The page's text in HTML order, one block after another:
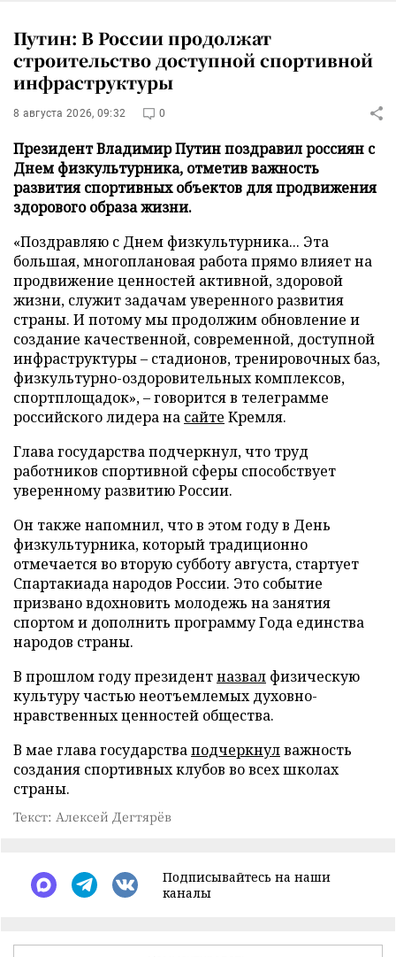
Путин: В России продолжат
строительство доступной спортивной
инфраструктуры
8 августа 2026, 09:32 0
Президент Владимир Путин поздравил россиян с
Днем физкультурника, отметив важность
развития спортивных объектов для продвижения
здорового образа жизни.
«Поздравляю с Днем физкультурника... Эта
большая, многоплановая работа прямо влияет на
продвижение ценностей активной, здоровой
жизни, служит задачам уверенного развития
страны. И потому мы продолжим обновление и
создание качественной, современной, доступной
инфраструктуры – стадионов, тренировочных баз,
физкультурно-оздоровительных комплексов,
спортплощадок», – говорится в телеграмме
российского лидера на сайте Кремля.
Глава государства подчеркнул, что труд
работников спортивной сферы способствует
уверенному развитию России.
Он также напомнил, что в этом году в День
физкультурника, который традиционно
отмечается во вторую субботу августа, стартует
Спартакиада народов России. Это событие
призвано вдохновить молодежь на занятия
спортом и дополнить программу Года единства
народов страны.
В прошлом году президентназвал физическую
культуру частью неотъемлемых духовно-
нравственных ценностей общества.
В мае глава государстваподчеркнулважность
создания спортивных клубов во всех школах
страны.
Текст: Алексей Дегтярёв
Подписывайтесь на наши
каналы